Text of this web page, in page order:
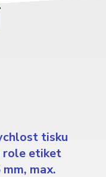
tisku
role etiket
max.